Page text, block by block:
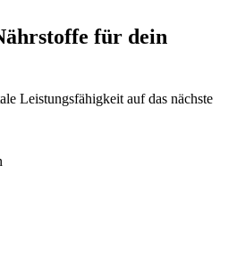
für dein
Leistungsfähigkeit auf das nächste